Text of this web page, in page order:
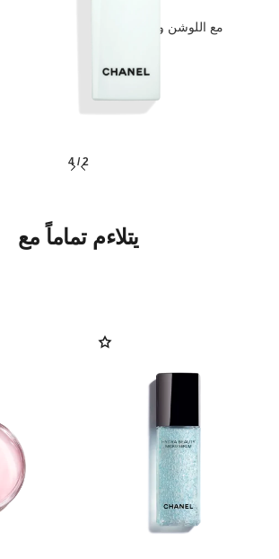
مع اللوشن والمُركزات
2
/
4
يتلاءم تماماً مع